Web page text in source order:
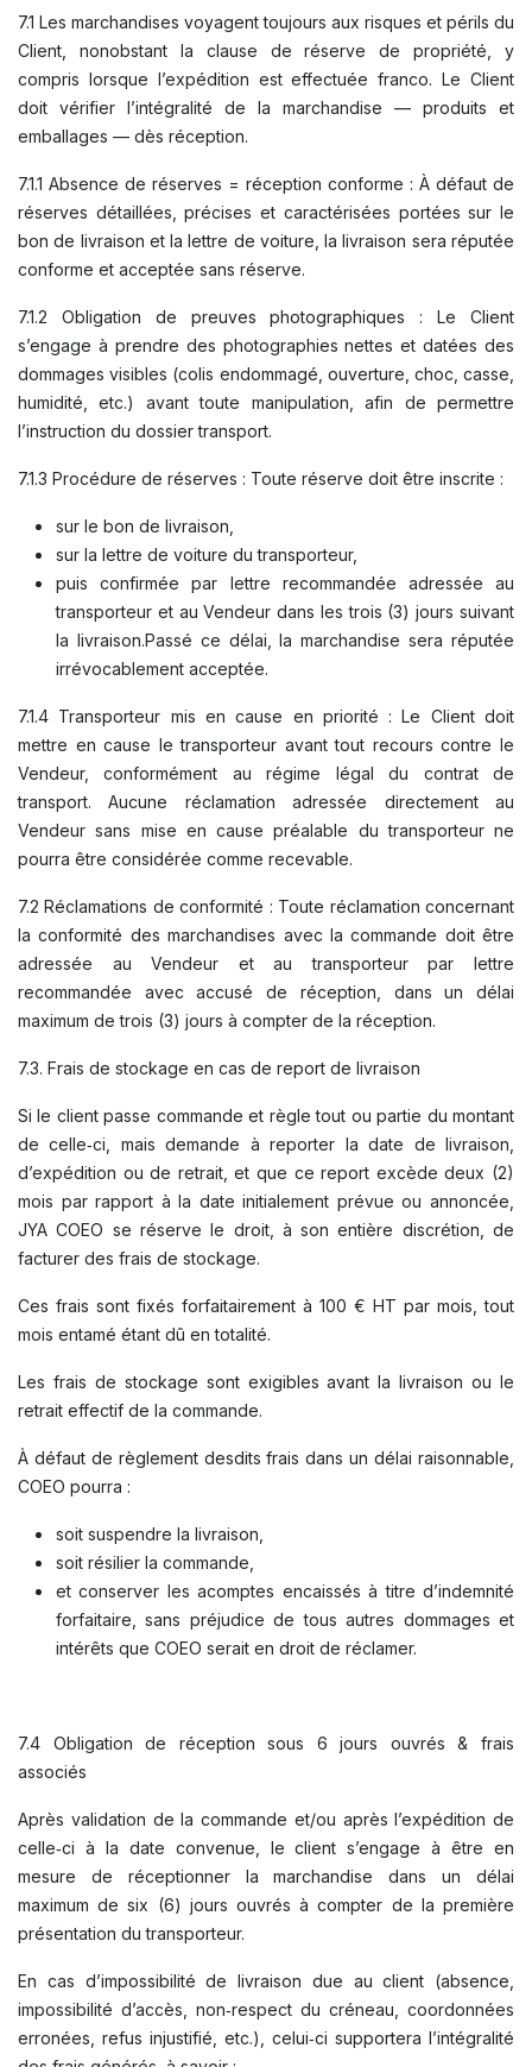
7.1 Les marchandises voyagent toujours aux risques et périls du
Client, nonobstant la clause de réserve de propriété, y
compris lorsque l’expédition est effectuée franco. Le Client
doit vérifier l’intégralité de la marchandise — produits et
emballages — dès réception.
7.1.1 Absence de réserves = réception conforme : À défaut de
réserves détaillées, précises et caractérisées portées sur le
bon de livraison et la lettre de voiture, la livraison sera réputée
conforme et acceptée sans réserve.
7.1.2 Obligation de preuves photographiques : Le Client
s’engage à prendre des photographies nettes et datées des
dommages visibles (colis endommagé, ouverture, choc, casse,
humidité, etc.) avant toute manipulation, afin de permettre
l’instruction du dossier transport.
7.1.3 Procédure de réserves : Toute réserve doit être inscrite :
sur le bon de livraison,
sur la lettre de voiture du transporteur,
puis confirmée par lettre recommandée adressée au
transporteur et au Vendeur dans les trois (3) jours suivant
la livraison.Passé ce délai, la marchandise sera réputée
irrévocablement acceptée.
7.1.4 Transporteur mis en cause en priorité : Le Client doit
mettre en cause le transporteur avant tout recours contre le
Vendeur, conformément au régime légal du contrat de
transport. Aucune réclamation adressée directement au
Vendeur sans mise en cause préalable du transporteur ne
pourra être considérée comme recevable.
7.2 Réclamations de conformité : Toute réclamation concernant
la conformité des marchandises avec la commande doit être
adressée au Vendeur et au transporteur par lettre
recommandée avec accusé de réception, dans un délai
maximum de trois (3) jours à compter de la réception.
7.3. Frais de stockage en cas de report de livraison
Si le client passe commande et règle tout ou partie du montant
de celle‑ci, mais demande à reporter la date de livraison,
d’expédition ou de retrait, et que ce report excède deux (2)
mois par rapport à la date initialement prévue ou annoncée,
JYA COEO se réserve le droit, à son entière discrétion, de
facturer des frais de stockage.
Ces frais sont fixés forfaitairement à 100 € HT par mois, tout
mois entamé étant dû en totalité.
Les frais de stockage sont exigibles avant la livraison ou le
retrait effectif de la commande.
À défaut de règlement desdits frais dans un délai raisonnable,
COEO pourra :
soit suspendre la livraison,
soit résilier la commande,
et conserver les acomptes encaissés à titre d’indemnité
forfaitaire, sans préjudice de tous autres dommages et
intérêts que COEO serait en droit de réclamer.
7.4 Obligation de réception sous 6 jours ouvrés & frais
associés
Après validation de la commande et/ou après l’expédition de
celle‑ci à la date convenue, le client s’engage à être en
mesure de réceptionner la marchandise dans un délai
maximum de six (6) jours ouvrés à compter de la première
présentation du transporteur.
En cas d’impossibilité de livraison due au client (absence,
impossibilité d’accès, non‑respect du créneau, coordonnées
erronées, refus injustifié, etc.), celui‑ci supportera l’intégralité